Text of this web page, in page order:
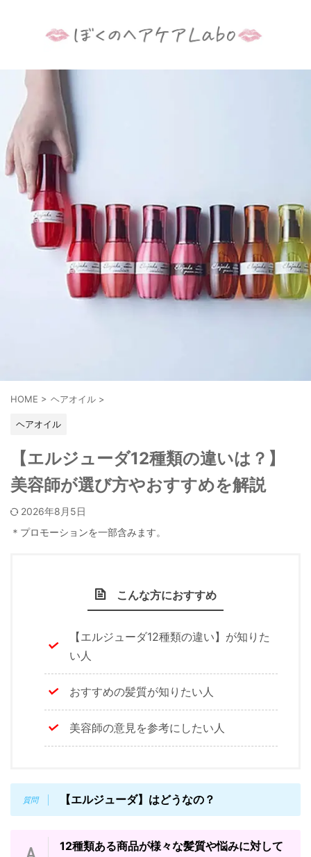
HOME > ヘアオイル >
ヘアオイル
【エルジューダ12種類の違いは？】
美容師が選び方やおすすめを解説
2026年8月5日
＊プロモーションを一部含みます。
こんな方におすすめ
【エルジューダ12種類の違い】が知りた
い人
おすすめの髪質が知りたい人
美容師の意見を参考にしたい人
【エルジューダ】はどうなの？
12種類ある商品が様々な髪質や悩みに対して